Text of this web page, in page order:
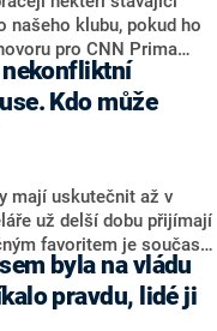
Chceme ale ukazovat
na dotaz CNN Prima
našeho klubu, pokud ho
pro CNN Prima
a jihočeský hejtman
ale získat by takto mohl
který je dnes
Hraba to na dotaz
klubu senátorů ODS
počítá s odchodem
že Naše Česko není
Kdo může
mají uskutečnit až v
už delší dobu přijímají
favoritem je současná
za ním pak bookmakeři
tedy premiéra
Karla Havlíčka.
byla na vládu
pravdu, lidé ji